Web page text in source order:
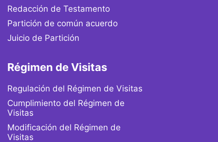
Redacción de Testamento
Partición de común acuerdo
Juicio de Partición
Régimen de Visitas
Regulación del Régimen de Visitas
Cumplimiento del Régimen de
Visitas
Modificación del Régimen de
Visitas